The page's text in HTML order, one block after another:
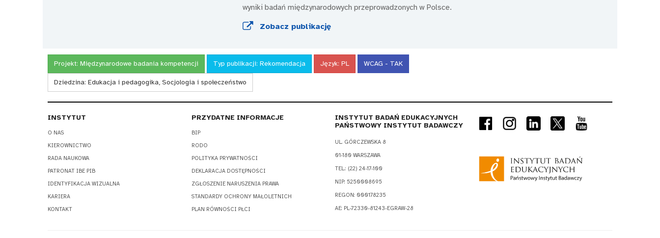
wyniki badań międzynarodowych przeprowadzonych w Polsce.
Zobacz publikację
Projekt: Międzynarodowe badania kompetencji Typ publikacji: Rekomendacja Język: PL WCAG - TAK
Dziedzina: Edukacja i pedagogika, Socjologia i społeczeństwo
INSTYTUT
O NAS
KIEROWNICTWO
RADA NAUKOWA
PATRONAT IBE PIB
IDENTYFIKACJA WIZUALNA
KARIERA
KONTAKT
PRZYDATNE INFORMACJE
BIP
RODO
POLITYKA PRYWATNOŚCI
DEKLARACJA DOSTĘPNOŚCI
ZGŁOSZENIE NARUSZENIA PRAWA
STANDARDY OCHRONY MAŁOLETNICH
PLAN RÓWNOŚCI PŁCI
INSTYTUT BADAŃ EDUKACYJNYCH
PAŃSTWOWY INSTYTUT BADAWCZY
UL. GÓRCZEWSKA 8
01-180 WARSZAWA
TEL.: (22) 24-17-100
NIP: 5250008695
REGON: 000178235
AE: PL-72330-81243-EGRAW-28